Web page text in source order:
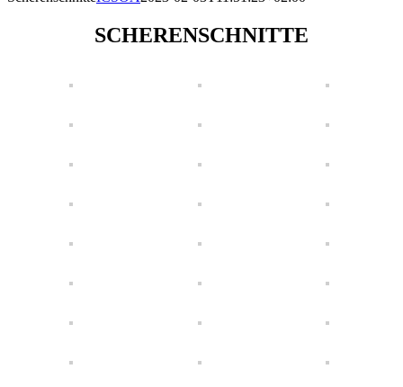
SCHERENSCHNITTE